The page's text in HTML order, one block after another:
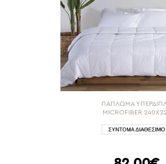
ΠΑΠΛΩΜΑ
MICROFIBER